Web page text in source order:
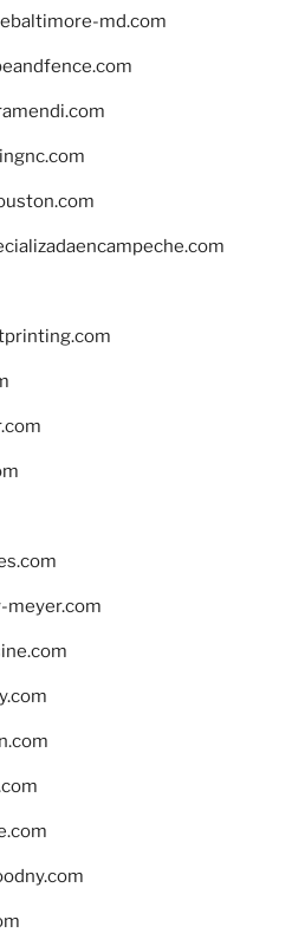
md.com
meyer.com